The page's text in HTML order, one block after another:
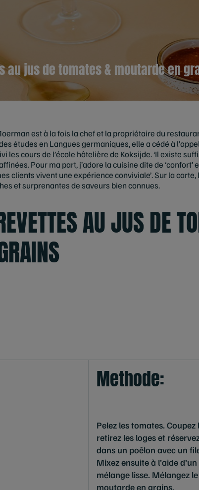
au jus de tomates & moutarde en
est à la fois la chef et la propriétaire du
études en Langues germaniques, elle a cédé à
les cours de l’école hôtelière de Koksijde. ‘Il existe
Pour ma part, j’adore la cuisine dite de
clients vivent une expérience conviviale’. Sur la
et surprenantes de saveurs bien connues.
AU JUS DE
Methode:
Pelez les tomates.
retirez les loges et
dans un poêlon avec un
Mixez ensuite à l’aide
mélange lisse. Mélangez
moutarde en grains.